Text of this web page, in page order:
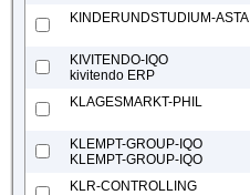
KINDERUNDSTUDIUM-ASTA
KIVITENDO-IQO
kivitendo ERP
KLAGESMARKT-PHIL
KLEMPT-GROUP-IQO
KLEMPT-GROUP-IQO
KLR-CONTROLLING